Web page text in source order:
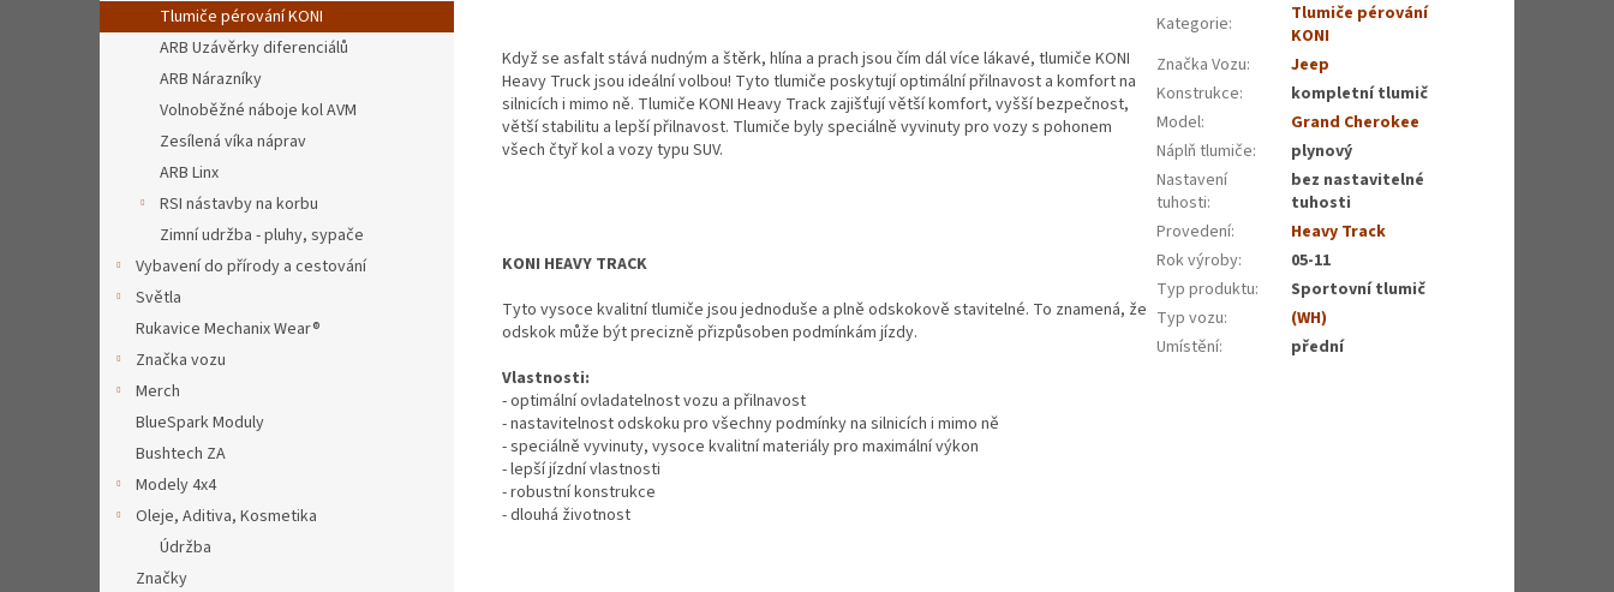
Tlumiče pérování KONI
ARB Uzávěrky diferenciálů
ARB Nárazníky
Volnoběžné náboje kol AVM
Zesílená víka náprav
ARB Linx
RSI nástavby na korbu
Zimní udržba - pluhy, sypače
Vybavení do přírody a cestování
Světla
Rukavice Mechanix Wear®
Značka vozu
Merch
BlueSpark Moduly
Bushtech ZA
Modely 4x4
Oleje, Aditiva, Kosmetika
Údržba
Značky
Když se asfalt stává nudným a štěrk, hlína a prach jsou čím dál více lákavé, tlumiče KONI
Heavy Truck jsou ideální volbou! Tyto tlumiče poskytují optimální přilnavost a komfort na
silnicích i mimo ně. Tlumiče KONI Heavy Track zajišťují větší komfort, vyšší bezpečnost,
větší stabilitu a lepší přilnavost. Tlumiče byly speciálně vyvinuty pro vozy s pohonem
všech čtyř kol a vozy typu SUV.
KONI HEAVY TRACK
Tyto vysoce kvalitní tlumiče jsou jednoduše a plně odskokově stavitelné. To znamená, že
odskok může být precizně přizpůsoben podmínkám jízdy.
Vlastnosti:
- optimální ovladatelnost vozu a přilnavost
- nastavitelnost odskoku pro všechny podmínky na silnicích i mimo ně
- speciálně vyvinuty, vysoce kvalitní materiály pro maximální výkon
- lepší jízdní vlastnosti
- robustní konstrukce
- dlouhá životnost
Kategorie:
Tlumiče pérování
KONI
Značka Vozu:
Jeep
Konstrukce:
kompletní tlumič
Model:
Grand Cherokee
Náplň tlumiče:
plynový
Nastavení
tuhosti:
bez nastavitelné
tuhosti
Provedení:
Heavy Track
Rok výroby:
05-11
Typ produktu:
Sportovní tlumič
Typ vozu:
(WH)
Umístění: přední